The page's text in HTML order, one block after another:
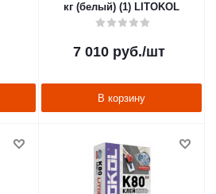
кг (белый) (1) LITOKOL
7 010руб./шт
В корзину